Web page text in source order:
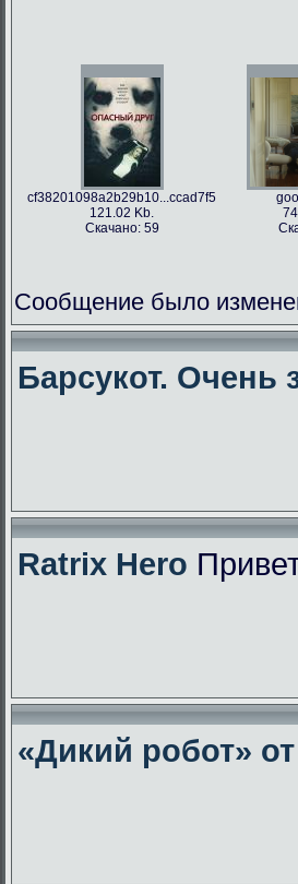
cf38201098a2b29b10...ccad7f5
121.02 Kb.
Скачано: 59
Сообщение было
Барсукот. Очень
Ratrix Hero
«Дикий робот»